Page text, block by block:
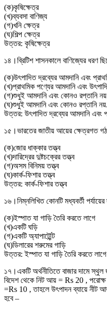
(ক)কৃষিক্ষেত্র
(খ)ব্যবসা বাণিজ্য
(গ)খনি ক্ষেত্র
(ঘ)শিল্প ক্ষেত্র
উত্তর: কৃষিক্ষেত্র
১৪। ব্রিটিশ শাসনকালে বাণিজ্যের ধরণ
(ক)উৎপাদিত দ্রব্যের আমদানি এবং
(খ)প্রাথমিক পণ্যের আমদানি এবং
(গ)শুধুই আমদানি এবং কোনও রপ্তানি নয়
(ঘ)শুধুই আমদানি এবং কোনও রপ্তানি নয়.
উত্তর: উৎপাদিত দ্রব্যের আমদানি এবং
১৫। ভারতের জাতীয় আয়ের ক্ষেত্রগত
(ক)জোর ধাক্কার তত্ত্ব
(খ)দারিদ্রের দুষ্টচক্রের তত্ত্ব
(গ)অসম বিনিময় তত্ত্ব
(ঘ)কার্ক-ফিশার তত্ত্ব
উত্তর: কার্ক-ফিশার তত্ত্ব
১৬। নিম্নলিখিত কোনটি মধ্যবর্তী
(ক)ইস্পাত যা গাড়ি তৈরি করতে লাগে
(খ)একটি ঘড়ি
(গ)একটি অ্যাপার্ট্মেন্ট
(ঘ)ডিলারের শরুমের গাড়ি
উত্তর:ইস্পাত যা গাড়ি তৈরি করতে লাগে
১৭। একটি অর্থনীতিতে বাজার দামে
বিদেশ থেকে নিট আয় = Rs 20 ,
=Rs 10 , তাহলে উৎপাদন ব্যায়ে নীট
হবে –